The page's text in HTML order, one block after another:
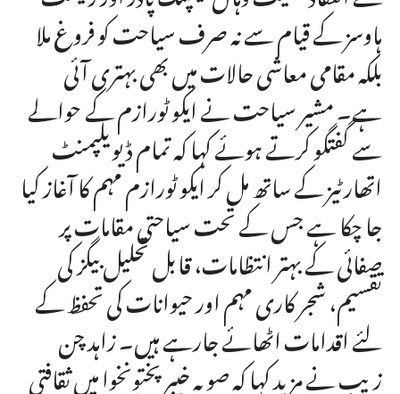
ہاوسز کے قیام سے نہ صرف سیاحت کو فروغ ملا
بلکہ مقامی معاشی حالات میں بھی بہتری آئی
ہے۔ مشیر سیاحت نے ایکو ٹورازم کے حوالے
سے گفتگو کرتے ہوئے کہا کہ تمام ڈیویلپمنٹ
اتھارٹیز کے ساتھ مل کر ایکو ٹورازم مہم کا آغاز کیا
جا چکا ہے جس کے تحت سیاحتی مقامات پر
صفائی کے بہتر انتظامات، قابل تحلیل بیگز کی
تقسیم، شجر کاری مہم اور حیوانات کی تحفظ کے
لئے اقدامات اٹھائے جارہے ہیں۔ زاہد چن
زیب نے مزید کہا کہ صوبہ خیبرپختونخوا میں ثقافتی